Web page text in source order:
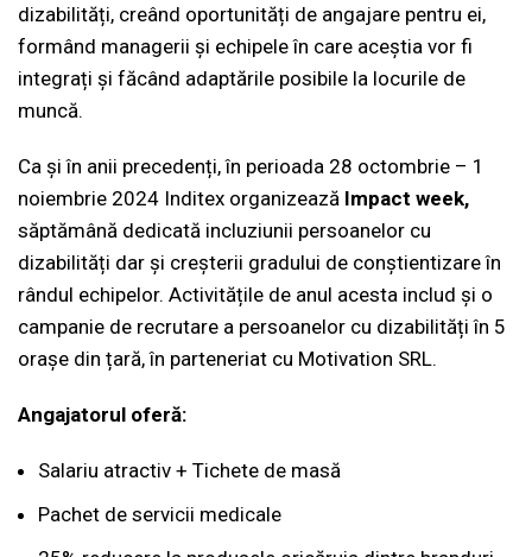
dizabilități, creând oportunități de angajare pentru ei,
formând managerii și echipele în care aceștia vor fi
integrați și făcând adaptările posibile la locurile de
muncă.
Ca și în anii precedenți, în perioada 28 octombrie – 1
noiembrie 2024 Inditex organizează Impact week,
săptămână dedicată incluziunii persoanelor cu
dizabilități dar și creșterii gradului de conștientizare în
rândul echipelor. Activitățile de anul acesta includ și o
campanie de recrutare a persoanelor cu dizabilități în 5
orașe din țară, în parteneriat cu Motivation SRL.
Angajatorul oferă:
Salariu atractiv + Tichete de masă
Pachet de servicii medicale